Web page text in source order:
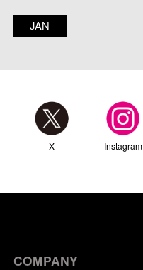
JAN
X Instagram
COMPANY